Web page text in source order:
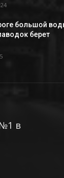
большой
берет
в